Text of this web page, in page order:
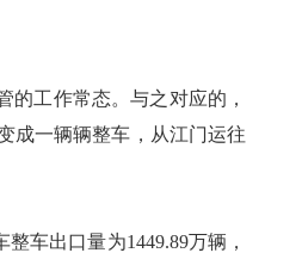
工作常态。与之对应的，
成一辆辆整车，从江门运往
车出口量为1449.89万辆，